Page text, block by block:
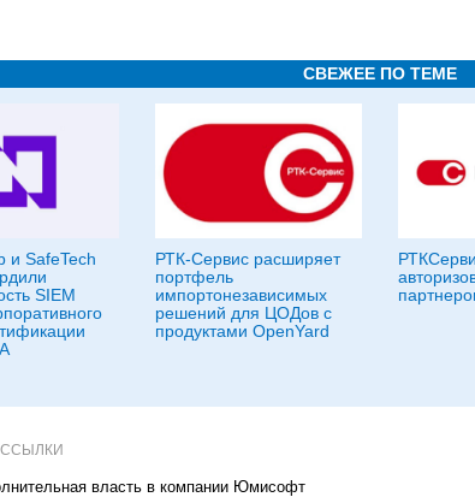
СВЕЖЕЕ ПО ТЕМЕ
и SafeTech
SIEM
РТК-Сервис расширяет
портфель
импортонезависимых
решений для ЦОДов с
продуктами OpenYard
власть в компании Юмисофт